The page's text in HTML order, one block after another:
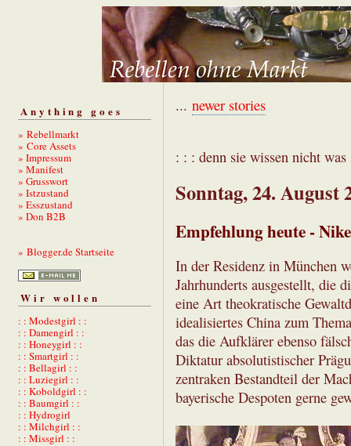
Anything goes
» Rebellmarkt
» Core Assets
» Impressum
» Manifest
» Grusswort
» Istzustand
» Esszustand
» Don B2B
» Blogger.de Startseite
Wir wollen
: : Modestgirl : :
: : Damengirl : :
: : Honeygirl : :
: : Smartgirl : :
: : Bellagirl : :
: : Luziegirl : :
: : Koboldgirl : :
: : Baumgirl : :
: : Hydrogirl
: : Milchgirl : :
: : Missgirl : :
... newer stories
: : : denn sie wissen nicht
Sonntag, 24. August
Empfehlung heute -
In der Residenz in München
Jahrhunderts ausgestellt, die
eine Art theokratische
idealisiertes China zum
das die Aufklärer ebenso
Diktatur absolutistischer
zentraken Bestandteil der
bayerische Despoten gerne